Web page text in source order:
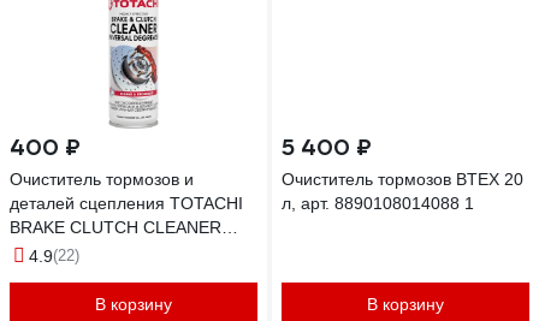
400 ₽
Очиститель тормозов и
деталей сцепления TOTACHI
BRAKE CLUTCH CLEANER
0.65 л 9A1Z6
4.9(22)
В корзину
5 400 ₽
Очиститель тормозов BTEX 20
л, арт. 8890108014088 1
В корзину